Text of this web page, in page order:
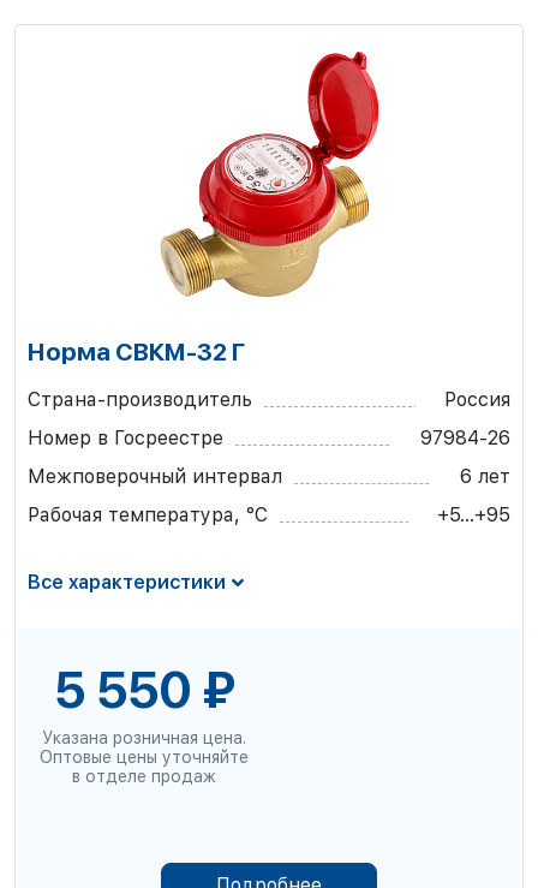
Норма СВКМ-32 Г
Страна-производитель
Россия
Номер в Госреестре
97984-26
Межповерочный интервал
6 лет
Рабочая температура, °С
+5...+95
Все характеристики
5 550 ₽
Указана розничная цена.
Оптовые цены уточняйте
в отделе продаж